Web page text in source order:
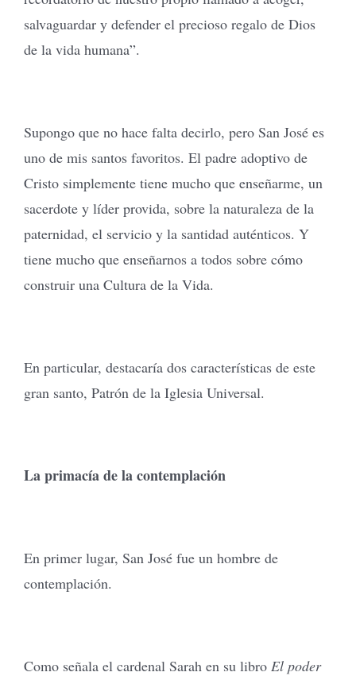
salvaguardar y defender el precioso regalo de Dios
de la vida humana”.
Supongo que no hace falta decirlo, pero San José es
uno de mis santos favoritos. El padre adoptivo de
Cristo simplemente tiene mucho que enseñarme, un
sacerdote y líder provida, sobre la naturaleza de la
paternidad, el servicio y la santidad auténticos. Y
tiene mucho que enseñarnos a todos sobre cómo
construir una Cultura de la Vida.
En particular, destacaría dos características de este
gran santo, Patrón de la Iglesia Universal.
La primacía de la contemplación
En primer lugar, San José fue un hombre de
contemplación.
Como señala el cardenal Sarah en su libro El poder